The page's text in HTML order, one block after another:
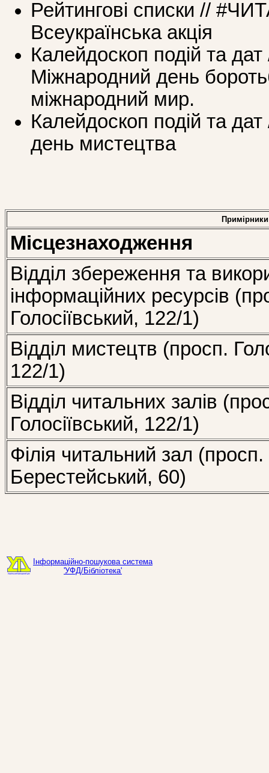
Рейтингові списки //
Всеукраїнська акція
Калейдоскоп подій та
Міжнародний день
міжнародний мир.
Калейдоскоп подій та дат
день мистецтва
Примірники
Місцезнаходження
Відділ збереження та
інформаційних ресурсів
Голосіївський, 122/1)
Відділ мистецтв (просп.
122/1)
Відділ читальних залів
Голосіївський, 122/1)
Філія читальний зал (просп.
Берестейський, 60)
Інформаційно-пошукова система
'УФД/Бібліотека'